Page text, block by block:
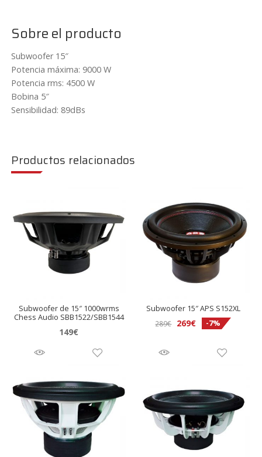
Sobre el producto
Subwoofer 15″
Potencia máxima: 9000 W
Potencia rms: 4500 W
Bobina 5″
Sensibilidad: 89dBs
Productos relacionados
Subwoofer de 15″ 1000wrms
Chess Audio SBB1522/SBB1544
149€
Subwoofer 15″ APS S152XL
289€ El
269€El
actual
-7%